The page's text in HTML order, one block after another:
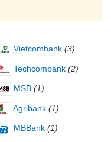
Vietcombank (3)
Techcombank (2)
MSB (1)
Agribank (1)
MBBank (1)